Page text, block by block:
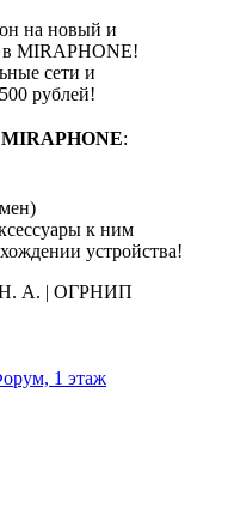
на новый и
в MIRAPHONE!
сети и
рублей!
MIRAPHONE:
к ним
устройства!
Н. А. | ОГРНИП
1 этаж